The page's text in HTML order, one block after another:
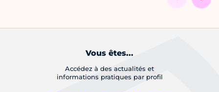
Vous êtes...
Accédez à des actualités et
informations pratiques par profil